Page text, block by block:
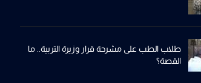
طلاب الطب على مشرحة قرار وزيرة التربية.. ما
القصة؟